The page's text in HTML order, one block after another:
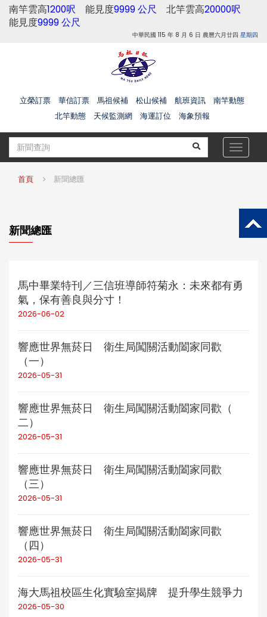
南竿雲高1200呎 能見度9999 公尺 北竿雲高20000呎
能見度9999 公尺
中華民國 115 年 8 月 6 日 農曆六月廿四 星期四
立榮訂票 華信訂票 馬祖候補 松山候補 航班資訊
南竿動態
北竿動態
天候監測網 海運訂位 海象預報
Toggle
首頁 新聞總匯
新聞總匯
馬中畢業特刊／三信班導師符菊永：未來都有勇
氣，保有善良與分寸！
2026-06-02
響應世界無菸日 衛生局闖關活動闔家同歡
（一）
2026-05-31
響應世界無菸日 衛生局闖關活動闔家同歡（
二）
2026-05-31
響應世界無菸日 衛生局闖關活動闔家同歡
（三）
2026-05-31
響應世界無菸日 衛生局闖關活動闔家同歡
（四）
2026-05-31
海大馬祖校區生化實驗室揭牌 提升學生競爭力
2026-05-30